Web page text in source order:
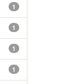
1
1
1
1